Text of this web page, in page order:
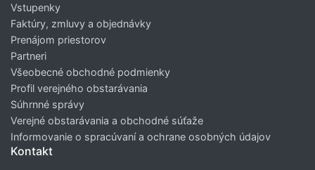
Vstupenky
Faktúry, zmluvy a objednávky
Prenájom priestorov
Partneri
Všeobecné obchodné podmienky
Profil verejného obstarávania
Súhrnné správy
Verejné obstarávania a obchodné súťaže
Informovanie o spracúvaní a ochrane osobných údajov
Kontakt